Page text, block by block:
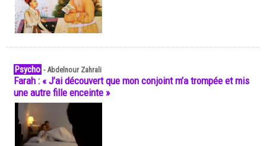
Psycho -Abdelnour Zahrali
Farah : « J’ai découvert que mon conjoint m’a trompée et mis
une autre fille enceinte »